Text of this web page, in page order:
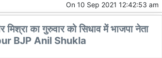
On 10 Sep 2021 12:42:53 am
मिश्रा का गुरुवार को सिधाव में भाजपा नेता
BJP Anil Shukla